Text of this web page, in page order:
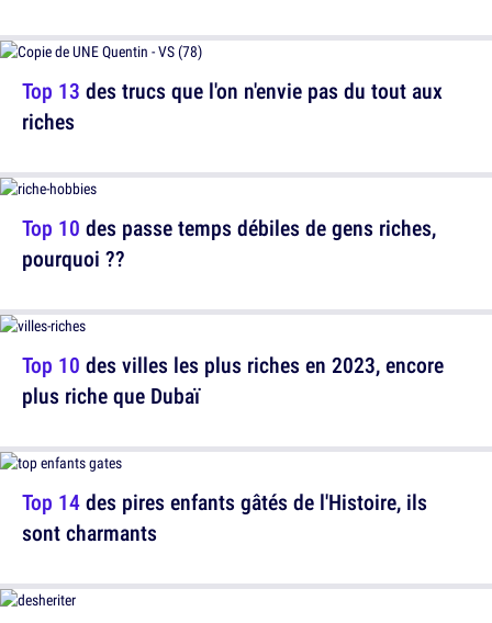
Top 10 des passe temps débiles de gens riches,
pourquoi ??
Top 14des pires enfants gâtés de l'Histoire, ils
sont charmants
Top 13 des trucs que l'on n'envie pas du tout aux
riches
Top 10 des villes les plus riches en 2023, encore
plus riche que Dubaï